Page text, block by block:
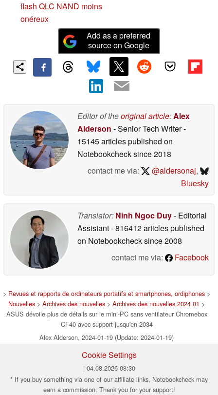
flash QLC NAND moins
onéreux
Add as a preferred
source on Google
Editor of theoriginal article:Alex
Alderson - Senior Tech Writer-
15145 articles published on
Notebookchecksince 2018
contact me via:
@aldersonaj,
Bluesky
Translator: Ninh Ngoc Duy- Editorial
Assistant- 816412 articles published
on Notebookchecksince 2008
contact me via:
Facebook
> Revues et rapports de ordinateurs portatifs et smartphones, ordiphones >
Nouvelles > Archives des nouvelles > Archives des nouvelles 2024 01 >
ASUS dévoile plus de détails sur le mini-PC sans ventilateur Chromebox
CF40 avec support jusqu'en 2034
Alex Alderson, 2024-01-19 (Update: 2024-01-19)
Cookie Settings
| 04.08.2026 08:30
* If you buy something via one of our affiliate links, Notebookcheck may
earn a commission. Thank you for your support!